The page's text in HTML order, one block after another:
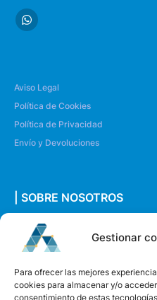
Gestionar
Para ofrecer las mejores
cookies para almacenar y/o
consentimiento de estas
Aviso Legal
Política de Cookies
Política de Privacidad
Envío y Devoluciones
| SOBRE NOSOTROS
Quiénes somos
Envíanos un mensaje